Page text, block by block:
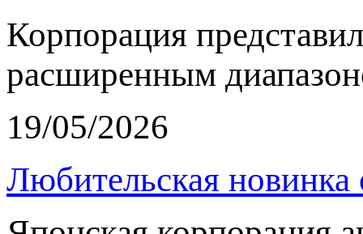
Корпорация
расширенным
19/05/2026
Любительская новинка